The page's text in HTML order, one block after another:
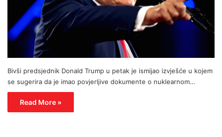
Bivši predsjednik Donald Trump u petak je ismijao izvješće u kojem
se sugerira da je imao povjerljive dokumente o nuklearnom…
Read More »